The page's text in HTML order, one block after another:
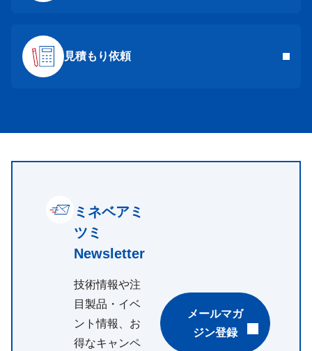
見積もり依頼
ミネベアミ
ツミ
Newsletter
技術情報や注
目製品・イベ
ント情報、お
得なキャンペ
メールマガ
ジン登録